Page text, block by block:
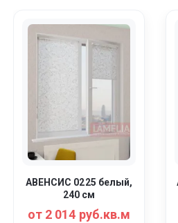
АВЕНСИС 0225 белый,
240 см
от 2 014 руб.кв.м